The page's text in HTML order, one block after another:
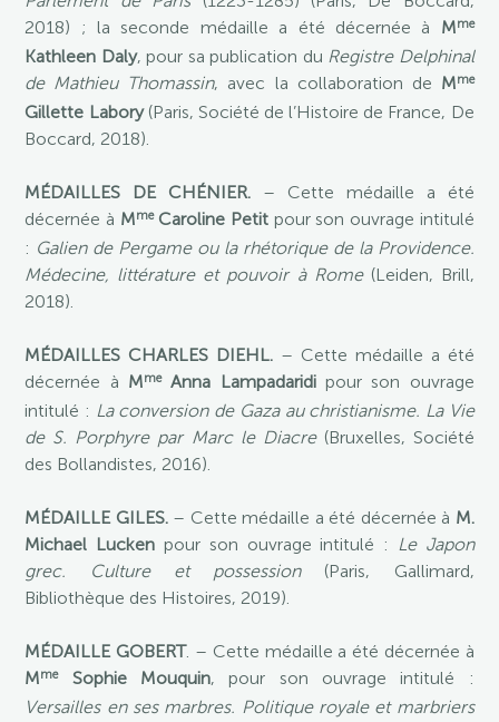
2018) ; la seconde médaille a été décernée à Mme
Kathleen Daly, pour sa publication du Registre Delphinal
de Mathieu Thomassin, avec la collaboration de Mme
Gillette Labory(Paris, Société de l’Histoire de France, De
Boccard, 2018).
MÉDAILLES DE CHÉNIER. – Cette médaille a été
décernée à MmeCaroline Petit pour son ouvrage intitulé
: Galien de Pergame ou la rhétorique de la Providence.
Médecine, littérature et pouvoir à Rome(Leiden, Brill,
2018).
MÉDAILLES CHARLES DIEHL. – Cette médaille a été
décernée à MmeAnna Lampadaridipour son ouvrage
intitulé : La conversion de Gaza au christianisme. La Vie
de S. Porphyre par Marc le Diacre(Bruxelles, Société
des Bollandistes, 2016).
MÉDAILLE GILES.– Cette médaille a été décernée à M.
Michael Lucken pour son ouvrage intitulé : Le Japon
grec. Culture et possession(Paris, Gallimard,
Bibliothèque des Histoires, 2019).
MÉDAILLE GOBERT. – Cette médaille a été décernée à
MmeSophie Mouquin, pour son ouvrage intitulé :
Versailles en ses marbres. Politique royale et marbriers